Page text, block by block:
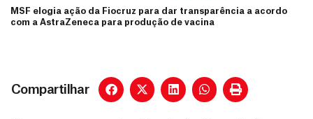
MSF elogia ação da Fiocruz para dar transparência a acordo
com a AstraZeneca para produção de vacina
Compartilhar